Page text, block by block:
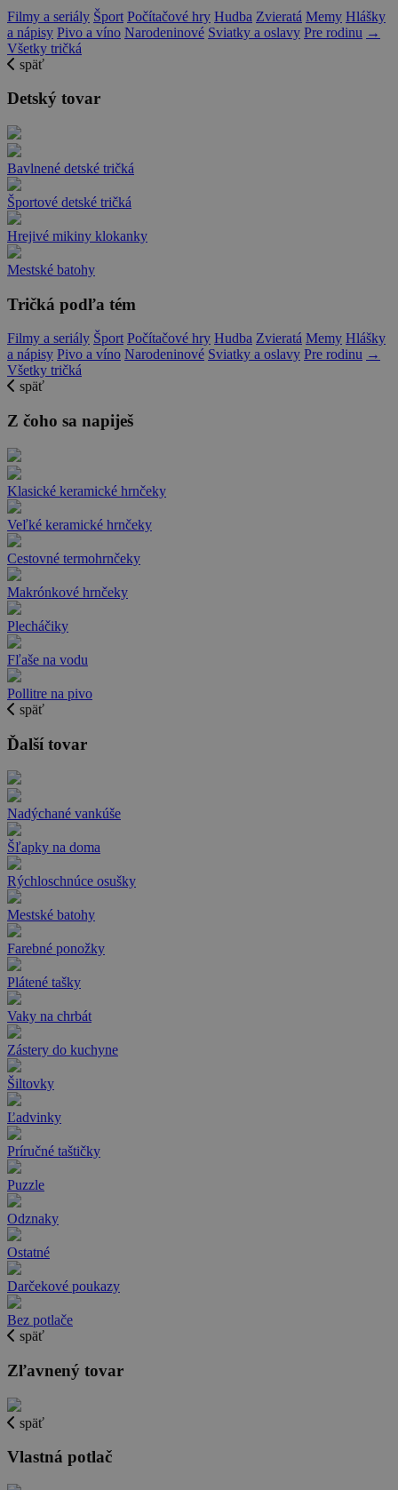
Filmy a seriály Šport Počítačové hry Hudba Zvieratá Memy Hlášky
a nápisy Pivo a víno Narodeninové Sviatky a oslavy Pre rodinu →
Všetky tričká
späť
Detský tovar
Bavlnené detské tričká
Športové detské tričká
Hrejivé mikiny klokanky
Mestské batohy
Tričká podľa tém
Filmy a seriály Šport Počítačové hry Hudba Zvieratá Memy Hlášky
a nápisy Pivo a víno Narodeninové Sviatky a oslavy Pre rodinu →
Všetky tričká
späť
Z čoho sa napiješ
Klasické keramické hrnčeky
Veľké keramické hrnčeky
Cestovné termohrnčeky
Makrónkové hrnčeky
Plecháčiky
Fľaše na vodu
Pollitre na pivo
späť
Ďalší tovar
Nadýchané vankúše
Šľapky na doma
Rýchloschnúce osušky
Mestské batohy
Farebné ponožky
Plátené tašky
Vaky na chrbát
Zástery do kuchyne
Šiltovky
Ľadvinky
Príručné taštičky
Puzzle
Odznaky
Ostatné
Darčekové poukazy
Bez potlače
späť
Zľavnený tovar
späť
Vlastná potlač